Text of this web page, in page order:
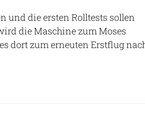
und die ersten Rolltests sollen
die Maschine zum Moses
dort zum erneuten Erstflug